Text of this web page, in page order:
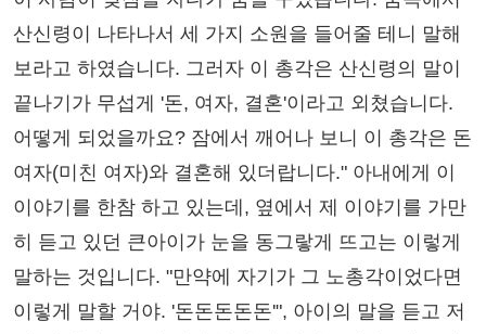
산신령이 나타나서 세 가지 소원을 들어줄 테니 말해
보라고 하였습니다. 그러자 이 총각은 산신령의 말이
끝나기가 무섭게 '돈, 여자, 결혼'이라고 외쳤습니다.
어떻게 되었을까요? 잠에서 깨어나 보니 이 총각은 돈
여자(미친 여자)와 결혼해 있더랍니다." 아내에게 이
이야기를 한참 하고 있는데, 옆에서 제 이야기를 가만
히 듣고 있던 큰아이가 눈을 동그랗게 뜨고는 이렇게
말하는 것입니다. "만약에 자기가 그 노총각이었다면
이렇게 말할 거야. '돈돈돈돈돈'", 아이의 말을 듣고 저